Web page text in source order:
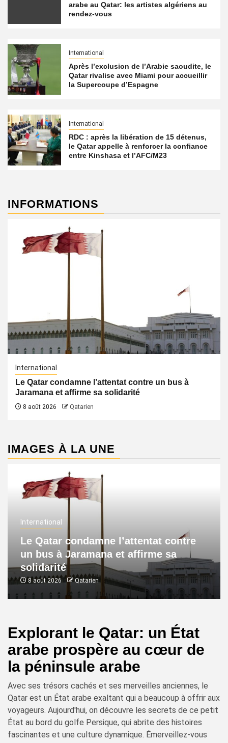
arabe au Qatar: les artistes algériens au
rendez-vous
International
Après l’exclusion de l’Arabie saoudite, le
Qatar rivalise avec Miami pour accueillir
la Supercoupe d’Espagne
International
RDC : après la libération de 15 détenus,
le Qatar appelle à renforcer la confiance
entre Kinshasa et l’AFC/M23
INFORMATIONS
International
Le Qatar condamne l’attentat contre un bus à
Jaramana et affirme sa solidarité
8 août 2026 Qatarien
IMAGES À LA UNE
International
Le Qatar condamne l’attentat contre
un bus à Jaramana et affirme sa
solidarité
8 août 2026 Qatarien
Explorant le Qatar: un État
arabe prospère au cœur de
la péninsule arabe
Avec ses trésors cachés et ses merveilles anciennes, le
Qatar est un État arabe exaltant qui a beaucoup à offrir aux
voyageurs. Aujourd'hui, on découvre les secrets de ce petit
État au bord du golfe Persique, qui abrite des histoires
fascinantes et une culture dynamique. Émerveillez-vous